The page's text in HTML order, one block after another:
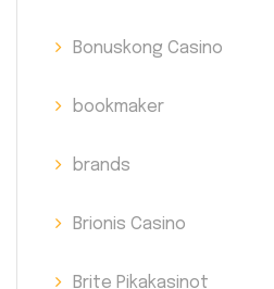
Bonuskong Casino
bookmaker
brands
Brionis Casino
Brite Pikakasinot